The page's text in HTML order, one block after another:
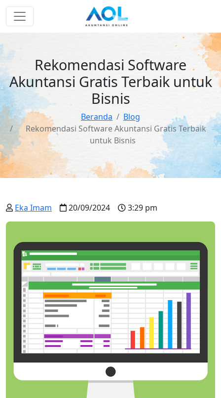
Rekomendasi Software
Akuntansi Gratis Terbaik untuk
Bisnis
Beranda
Blog
Rekomendasi Software Akuntansi Gratis Terbaik
untuk Bisnis
Eka Imam 20/09/2024 3:29 pm